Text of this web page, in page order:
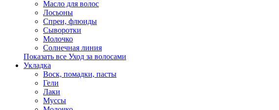
Масло для волос
Лосьоны
Спреи, флюиды
Сыворотки
Молочко
Солнечная линия
Показать все Уход за волосами
Укладка
Воск, помадки, пасты
Гели
Лаки
Муссы